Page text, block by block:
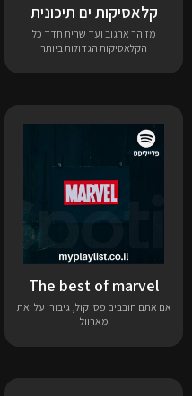
קלאסיקות ים תיכונית
מזוהר ארגוב ועד שרית חדד כל
הקלאסיקות הגדולות ביותר
The best of marvel
אם אתם חובבים פסי קול, גיבורי על ואת
מארוול